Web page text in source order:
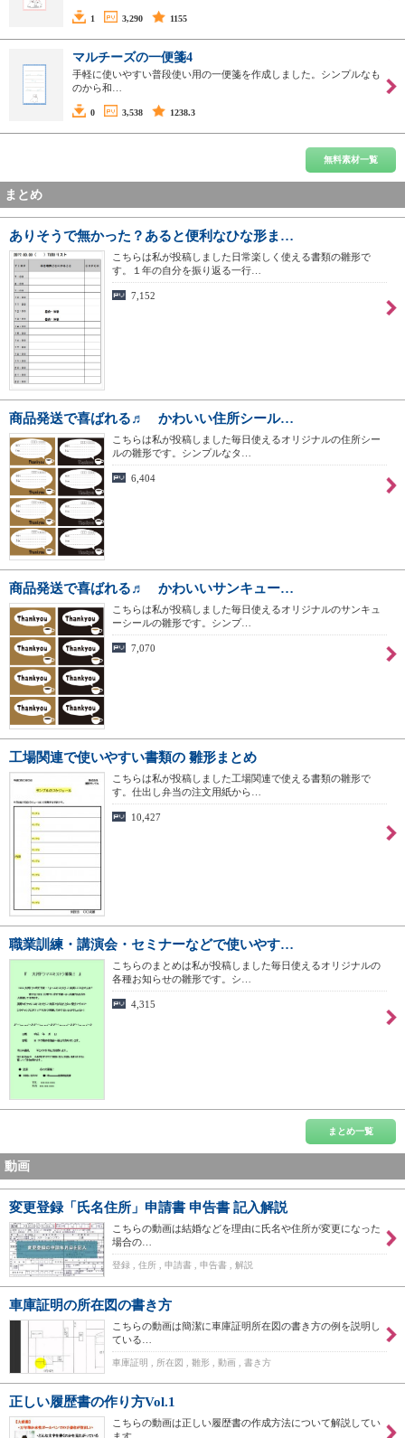
1 3,290 1155
マルチーズの一便箋4
手軽に使いやすい普段使い用の一便箋を作成しました。シンプルなも
のから和…
0 3,538 1238.3
無料素材一覧
まとめ
ありそうで無かった？あると便利なひな形ま…
こちらは私が投稿しました日常楽しく使える書類の雛形で
す。１年の自分を振り返る一行…
7,152
商品発送で喜ばれる♬ かわいい住所シール…
こちらは私が投稿しました毎日使えるオリジナルの住所シー
ルの雛形です。シンプルなタ…
6,404
商品発送で喜ばれる♬ かわいいサンキュー…
こちらは私が投稿しました毎日使えるオリジナルのサンキュ
ーシールの雛形です。シンプ…
7,070
工場関連で使いやすい書類の 雛形まとめ
こちらは私が投稿しました工場関連で使える書類の雛形で
す。仕出し弁当の注文用紙から…
10,427
職業訓練・講演会・セミナーなどで使いやす…
こちらのまとめは私が投稿しました毎日使えるオリジナルの
各種お知らせの雛形です。シ…
4,315
まとめ一覧
動画
変更登録「氏名住所」申請書 申告書 記入解説
こちらの動画は結婚などを理由に氏名や住所が変更になった
場合の…
登録 , 住所 , 申請書 , 申告書 , 解説
車庫証明の所在図の書き方
こちらの動画は簡潔に車庫証明所在図の書き方の例を説明し
ている…
車庫証明 , 所在図 , 雛形 , 動画 , 書き方
正しい履歴書の作り方Vol.1
こちらの動画は正しい履歴書の作成方法について解説してい